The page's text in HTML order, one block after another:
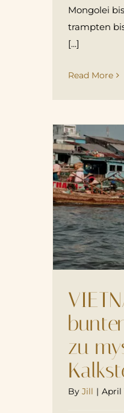
Mongolei
trampten
[...]
Read More
zu
By Jill | April